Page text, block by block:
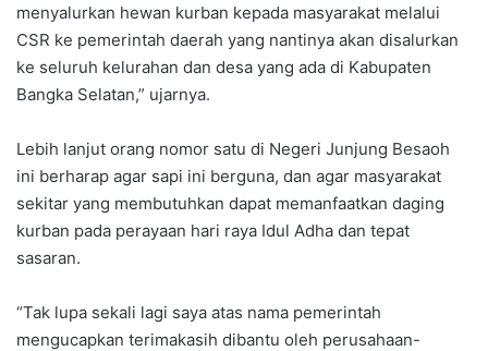
menyalurkan hewan kurban kepada masyarakat melalui
CSR ke pemerintah daerah yang nantinya akan disalurkan
ke seluruh kelurahan dan desa yang ada di Kabupaten
Bangka Selatan,” ujarnya.
Lebih lanjut orang nomor satu di Negeri Junjung Besaoh
ini berharap agar sapi ini berguna, dan agar masyarakat
sekitar yang membutuhkan dapat memanfaatkan daging
kurban pada perayaan hari raya Idul Adha dan tepat
sasaran.
“Tak lupa sekali lagi saya atas nama pemerintah
mengucapkan terimakasih dibantu oleh perusahaan-